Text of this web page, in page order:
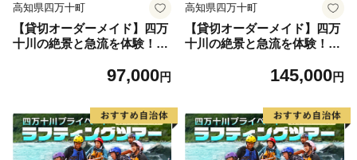
高知県四万十町
【貸切オーダーメイド】四万
十川の絶景と急流を体験！四
ングツアー 大人2名『昼食
97,000円
高知県四万十町
【貸切オーダーメイド】四万
十川の絶景と急流を体験！四
ングツアー 大人3名『昼食
145,000円